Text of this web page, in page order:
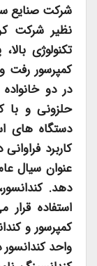
شرکت صنایع
نظیر شرکت
تکنولوژی
کمپرسور رفت
در دو
حلزونی و با
دستگاه های
کاربرد
عنوان سیال
دهد.
استفاده
کمپرسور و
واحد